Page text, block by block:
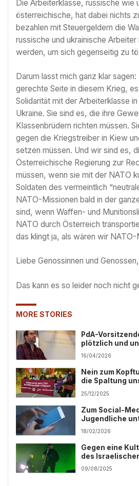
Die Arbeiterklasse, russische wie
österreichische, hat dabei nichts
bezahlen mit Steuergeldern die
russische und ukrainische
werden, um sich gegenseitig zu
Darum lasst mich ganz klar
gerechte Seite in diesem Krieg,
Solidarität mit der Arbeiterklasse
Ukraine. Sie sind es, die ihre
Klassenbrüdern richten müssen.
gegen die Kriegstreiber in Kiew
setzen müssen. Und wir sind es,
Österreichische Regierung zur
müssen, wenn sie mit der NATO
Soldaten des vermeintlich
NATO-Missionen bald in der
sind, wenn Waffen- und
NATO durch Österreich
das klingt ja, als wären wir
Liebe Genossinnen und Genossen,
Das kann es so leider noch nicht
MORE STORIES
PdA-
plötzlich und
16/04/2026
Nein zum
die Spaltung
25/12/2025
Zum Social-
Jugendliche
18/02/2026
Gegen eine
des
09/08/2025